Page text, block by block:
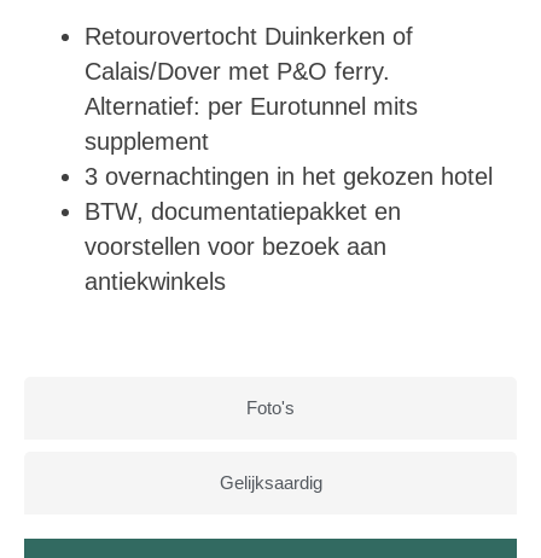
Foto's
Gelijksaardig
Retourovertocht Duinkerken of
Calais/Dover met P&O ferry.
Alternatief: per Eurotunnel mits
supplement
3 overnachtingen in het gekozen hotel
BTW, documentatiepakket en
voorstellen voor bezoek aan
antiekwinkels